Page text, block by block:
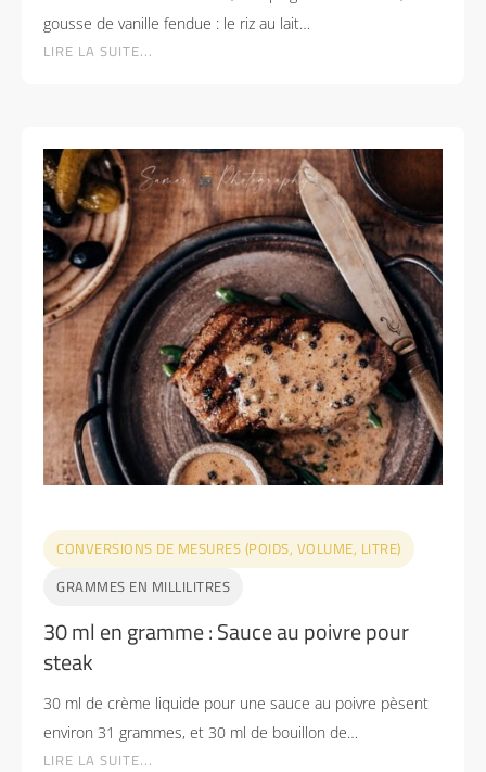
gousse de vanille fendue : le riz au lait…
LIRE LA SUITE...
CONVERSIONS DE MESURES (POIDS, VOLUME, LITRE)
GRAMMES EN MILLILITRES
30 ml en gramme : Sauce au poivre pour
steak
30 ml de crème liquide pour une sauce au poivre pèsent
environ 31 grammes, et 30 ml de bouillon de…
LIRE LA SUITE...